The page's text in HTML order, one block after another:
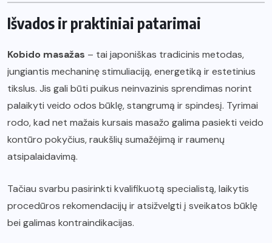
Išvados ir praktiniai patarimai
Kobido masažas – tai japoniškas tradicinis metodas,
jungiantis mechaninę stimuliaciją, energetiką ir estetinius
tikslus. Jis gali būti puikus neinvazinis sprendimas norint
palaikyti veido odos būklę, stangrumą ir spindesį. Tyrimai
rodo, kad net mažais kursais masažo galima pasiekti veido
kontūro pokyčius, raukšlių sumažėjimą ir raumenų
atsipalaidavimą.
Tačiau svarbu pasirinkti kvalifikuotą specialistą, laikytis
procedūros rekomendacijų ir atsižvelgti į sveikatos būklę
bei galimas kontraindikacijas.